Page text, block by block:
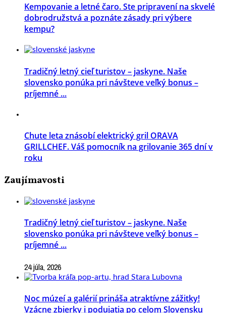
Kempovanie a letné čaro. Ste pripravení na skvelé
dobrodružstvá a poznáte zásady pri výbere
kempu?
Tradičný letný cieľ turistov – jaskyne. Naše
slovensko ponúka pri návšteve veľký bonus –
príjemné ...
Chute leta znásobí elektrický gril ORAVA
GRILLCHEF. Váš pomocník na grilovanie 365 dní v
roku
Zaujímavosti
Tradičný letný cieľ turistov – jaskyne. Naše
slovensko ponúka pri návšteve veľký bonus –
príjemné ...
24 júla, 2026
Noc múzeí a galérií prináša atraktívne zážitky!
Vzácne zbierky i podujatia po celom Slovensku